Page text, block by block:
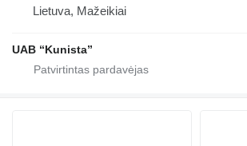
Lietuva, Mažeikiai
UAB “Kunista”